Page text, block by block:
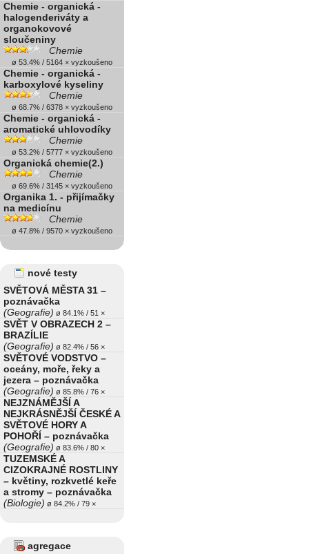
Chemie - organická -
halogenderiváty a
organokovové
sloučeniny
Chemie
ø 53.4% / 5164 × vyzkoušeno
Chemie - organická -
karboxylové kyseliny
Chemie
ø 68.7% / 6378 × vyzkoušeno
Chemie - organická -
aromatické uhlovodíky
Chemie
ø 53.2% / 5777 × vyzkoušeno
Organická chemie(2.)
Chemie
ø 69.6% / 3145 × vyzkoušeno
Organika 1. - přijímačky
na medicínu
Chemie
ø 47.8% / 9570 × vyzkoušeno
nové testy
SVĚTOVÁ MĚSTA 31 –
poznávačka
(Geografie) ø 84.1% / 51 ×
SVĚT V OBRAZECH 2 –
BRAZÍLIE
(Geografie) ø 82.4% / 56 ×
SVĚTOVÉ VODSTVO –
oceány, moře, řeky a
jezera – poznávačka
(Geografie) ø 85.8% / 76 ×
NEJZNÁMĚJŠÍ A
NEJKRÁSNĚJŠÍ ČESKÉ A
SVĚTOVÉ HORY A
POHOŘÍ – poznávačka
(Geografie) ø 83.6% / 80 ×
TUZEMSKÉ A
CIZOKRAJNÉ ROSTLINY
– květiny, rozkvetlé keře
a stromy – poznávačka
(Biologie) ø 84.2% / 79 ×
agregace